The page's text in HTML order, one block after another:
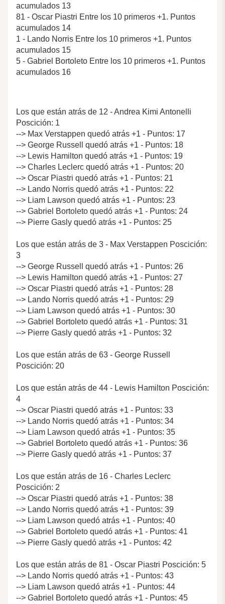
acumulados 13
81 - Oscar Piastri Entre los 10 primeros +1. Puntos
acumulados 14
1 - Lando Norris Entre los 10 primeros +1. Puntos
acumulados 15
5 - Gabriel Bortoleto Entre los 10 primeros +1. Puntos
acumulados 16
Los que están atrás de 12 - Andrea Kimi Antonelli
Poscición: 1
--> Max Verstappen quedó atrás +1 - Puntos: 17
--> George Russell quedó atrás +1 - Puntos: 18
--> Lewis Hamilton quedó atrás +1 - Puntos: 19
--> Charles Leclerc quedó atrás +1 - Puntos: 20
--> Oscar Piastri quedó atrás +1 - Puntos: 21
--> Lando Norris quedó atrás +1 - Puntos: 22
--> Liam Lawson quedó atrás +1 - Puntos: 23
--> Gabriel Bortoleto quedó atrás +1 - Puntos: 24
--> Pierre Gasly quedó atrás +1 - Puntos: 25
Los que están atrás de 3 - Max Verstappen Poscición:
3
--> George Russell quedó atrás +1 - Puntos: 26
--> Lewis Hamilton quedó atrás +1 - Puntos: 27
--> Oscar Piastri quedó atrás +1 - Puntos: 28
--> Lando Norris quedó atrás +1 - Puntos: 29
--> Liam Lawson quedó atrás +1 - Puntos: 30
--> Gabriel Bortoleto quedó atrás +1 - Puntos: 31
--> Pierre Gasly quedó atrás +1 - Puntos: 32
Los que están atrás de 63 - George Russell
Poscición: 20
Los que están atrás de 44 - Lewis Hamilton Poscición:
4
--> Oscar Piastri quedó atrás +1 - Puntos: 33
--> Lando Norris quedó atrás +1 - Puntos: 34
--> Liam Lawson quedó atrás +1 - Puntos: 35
--> Gabriel Bortoleto quedó atrás +1 - Puntos: 36
--> Pierre Gasly quedó atrás +1 - Puntos: 37
Los que están atrás de 16 - Charles Leclerc
Poscición: 2
--> Oscar Piastri quedó atrás +1 - Puntos: 38
--> Lando Norris quedó atrás +1 - Puntos: 39
--> Liam Lawson quedó atrás +1 - Puntos: 40
--> Gabriel Bortoleto quedó atrás +1 - Puntos: 41
--> Pierre Gasly quedó atrás +1 - Puntos: 42
Los que están atrás de 81 - Oscar Piastri Poscición: 5
--> Lando Norris quedó atrás +1 - Puntos: 43
--> Liam Lawson quedó atrás +1 - Puntos: 44
--> Gabriel Bortoleto quedó atrás +1 - Puntos: 45